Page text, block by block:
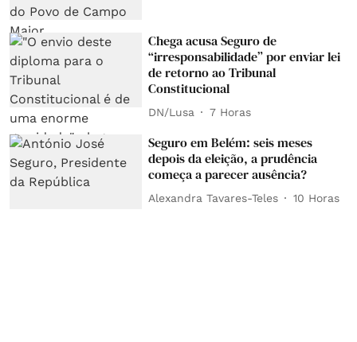
Chega acusa Seguro de
“irresponsabilidade” por enviar lei
de retorno ao Tribunal
Constitucional
DN/Lusa 7 Horas
Seguro em Belém: seis meses
depois da eleição, a prudência
começa a parecer ausência?
Alexandra Tavares-Teles 10 Horas